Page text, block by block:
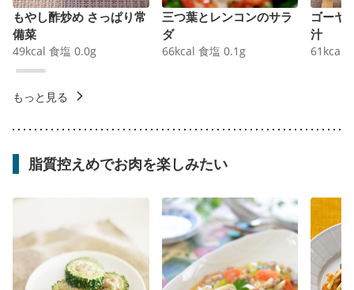
もやし酢炒め さっぱり常
備菜
49kcal 食塩 0.0g
三つ葉とレンコンのサラ
ダ
66kcal 食塩 0.1 g
ゴーヤ
汁
61 kcal
もっと見る
脂質控えめでお肉を楽しみたい